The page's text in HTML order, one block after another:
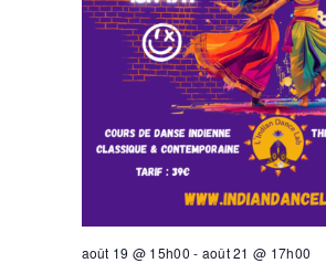
août 19 @ 15h00 - août 21 @ 17h00